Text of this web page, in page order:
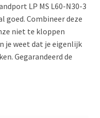
LP MS L60-N30-3
goed. Combineer deze
niet te kloppen
je weet dat je eigenlijk
Gegarandeerd de